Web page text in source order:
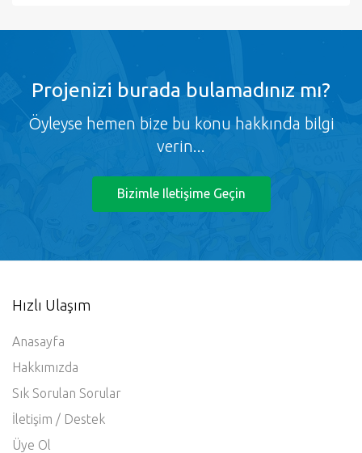
Projenizi burada bulamadınız mı?
Öyleyse hemen bize bu konu hakkında bilgi
verin...
Bizimle Iletişime Geçin
Hızlı Ulaşım
Anasayfa
Hakkımızda
Sık Sorulan Sorular
İletişim / Destek
Üye Ol